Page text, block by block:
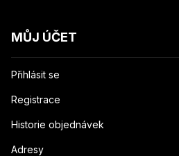
MŮJ ÚČET
Přihlásit se
Registrace
Historie objednávek
Adresy